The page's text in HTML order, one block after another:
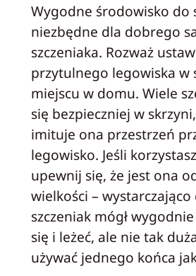
Wygodne środowisko do
niezbędne dla dobrego
szczeniaka. Rozważ
przytulnego legowiska w
miejscu w domu. Wiele
się bezpieczniej w
imituje ona przestrzeń
legowisko. Jeśli
upewnij się, że jest ona
wielkości – wystarczająco
szczeniak mógł
się i leżeć, ale nie tak
używać jednego końca